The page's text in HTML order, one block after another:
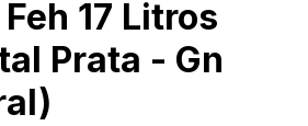
17 Litros
Prata - Gn